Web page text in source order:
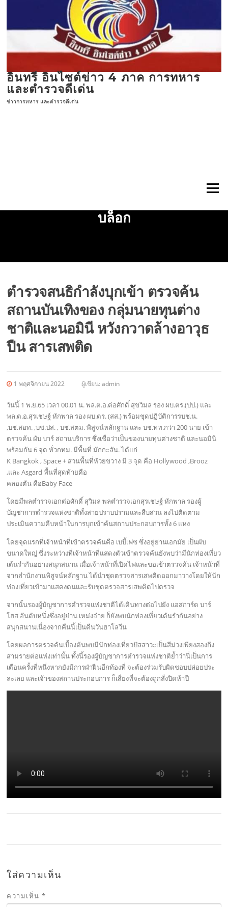
อินทรี อินไซต์ข่าว 4 ภาค การทหาร
และตำรวจดีเด่น
ข่าวการทหาร และตำรวจดีเด่น
เมนู
บล็อก
ตำรวจสนธิกำลังบุกเข้า ตรวจค้น
สถานบันเทิงของ กลุ่มนายทุนต่าง
ชาติและนอมินี หวังกวาดล้างอาวุธ
ปืน สารเสพติด
1 พฤศจิกายน 2022 ผู้เขียน:admin
วันนี้ 1 พ.ย.65 เวลา 00.01 น. พล.ต.อ.ต่อศักดิ์ สุขวิมล รอง ผบ.ตร.(ปป.) และ
พล.ต.อ.สุรเชษฐ์ หักพาล รอง ผบ.ตร. (สส.) พร้อมชุดปฏิบัติการรบช.น.
,บช.สอท. ,บช.ปส. , บช.สตม. พิสูจน์หลักฐาน และ บช.ทท.กว่า 200 นาย เข้า
ตรวจค้น ผับ บาร์ สถานบริการ ซึ่งเชื่อว่าเป็นของนายทุนต่างชาติ และนอมินี
พร้อมกัน 6 จุด ทั่วกทม. มีพื้นที่ มักกะสัน. ได้แก่
K Bangkok , Space + ส่วนพื้นที่ห้วยขวาง มี 3 จุด คือ Hollywood ,Brooz
,และ Asgard พื้นที่สุดท้ายคือ
คลองตัน คือBaby Face
โดยมีพลตำรวจเอกต่อศักดิ์ สุวิมล พลตำรวจเอกสุรเชษฐ์ หักพาล รองผู้
บัญชาการตำรวจแห่งชาติทั้งสายปราบปรามและสืบสวน ลงไปติดตาม
ประเมินความคืบหน้าในการบุกเข้าค้นสถานประกอบการทั้ง 6 แห่ง
โดยจุดแรกที่เจ้าหน้าที่เข้าตรวจค้นคือ เบบี้เฟซ ซึ่งอยู่ย่านเอกมัย เป็นผับ
ขนาดใหญ่ ซึ่งระหว่างที่เจ้าหน้าที่แสดงตัวเข้าตรวจค้นยังพบว่ามีนักท่องเที่ยว
เต้นรำกันอย่างสนุกสนาน เมื่อเจ้าหน้าที่เปิดไฟและขอเข้าตรวจค้น เจ้าหน้าที่
จากสำนักงานพิสูจน์หลักฐาน ได้นำชุดตรวจสารเสพติดออกมาวางโดยให้นัก
ท่องเที่ยวเข้ามาแสดงตนและรับชุดตรวจสารเสพติดไปตรวจ
จากนั้นรองผู้บัญชาการตำรวจแห่งชาติได้เดินทางต่อไปยัง แอสการ์ด บาร์
โฮส อันดับหนึ่งซึ่งอยู่ย่าน เหม่งจ๋าย ก็ยังพบนักท่องเที่ยวเต้นรำกันอย่าง
สนุกสนานเนื่องจากคืนนี้เป็นคืนวันฮาโลวีน
โดยผลการตรวจค้นเบื้องต้นพบมีนักท่องเที่ยวปัสสาวะเป็นสีม่วงเพียงสองถึง
สามรายต่อแห่งเท่านั้น ทั้งนี้รองผู้บัญชาการตำรวจแห่งชาติย้ำว่านี่เป็นการ
เตือนครั้งที่หนึ่งหากยังมีการฝ่าฝืนอีกท้องที่ จะต้องร่วมรับผิดชอบปล่อยประ
ละเลย และเจ้าของสถานประกอบการ ก็เสี่ยงที่จะต้องถูกสั่งปิดห้าปี
ใส่ความเห็น
ความเห็น*